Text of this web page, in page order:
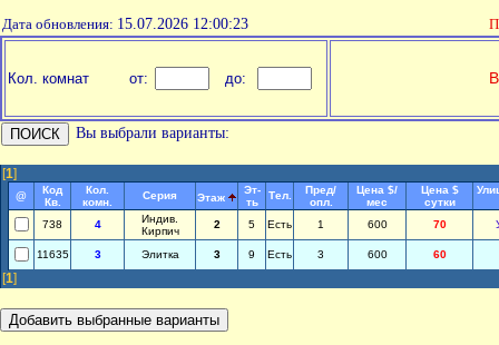
Дата обновления: 15.07.2026 12:00:23
Кол. комнат от: до:
Вы выбрали варианты:
[1]
@
Код
Кв.
Кол.
комн.
Серия Этаж
Эт-
ть
Тел.
Пред/
опл.
Цена $/
мес
Цена $
сутки
738 4
Индив.
Кирпич
2 5 Есть 1 600 70
11635 3 Элитка 3 9 Есть 3 600 60
[1]